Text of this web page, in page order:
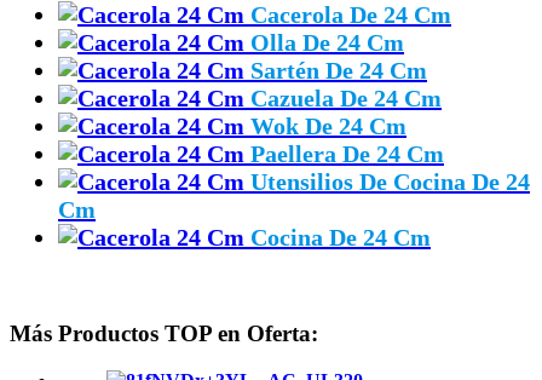
Cacerola De 24 Cm
Olla De 24 Cm
Sartén De 24 Cm
Cazuela De 24 Cm
Wok De 24 Cm
Paellera De 24 Cm
Utensilios De Cocina De 24
Cm
Cocina De 24 Cm
Más Productos TOP en Oferta: